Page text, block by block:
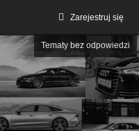
Zarejestruj się
Tematy bez odpowiedzi